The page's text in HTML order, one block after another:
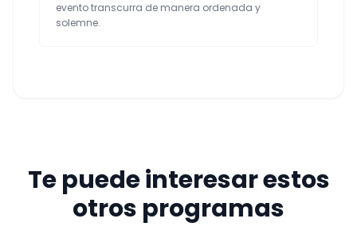
evento transcurra de manera ordenada y
solemne.
Te puede interesar estos
otros programas